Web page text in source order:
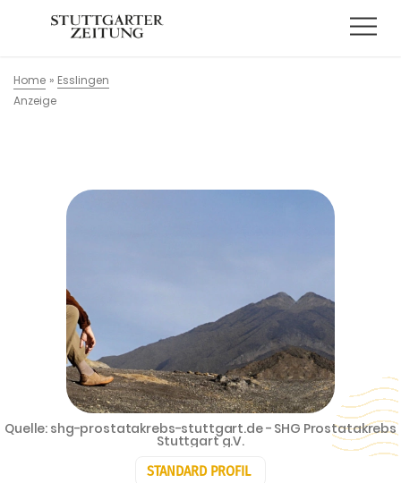
Home » Esslingen
Anzeige
STANDARD PROFIL
Quelle: shg-prostatakrebs-stuttgart.de - SHG Prostatakrebs
Stuttgart g.V.